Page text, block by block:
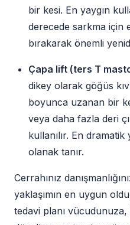
bir kesi. En yaygın
derecede sarkma için
bırakarak önemli
Çapa lift (ters T
dikey olarak göğüs
boyunca uzanan bir
veya daha fazla deri
kullanılır. En
olanak tanır.
Cerrahınız
yaklaşımın en uygun
tedavi planı